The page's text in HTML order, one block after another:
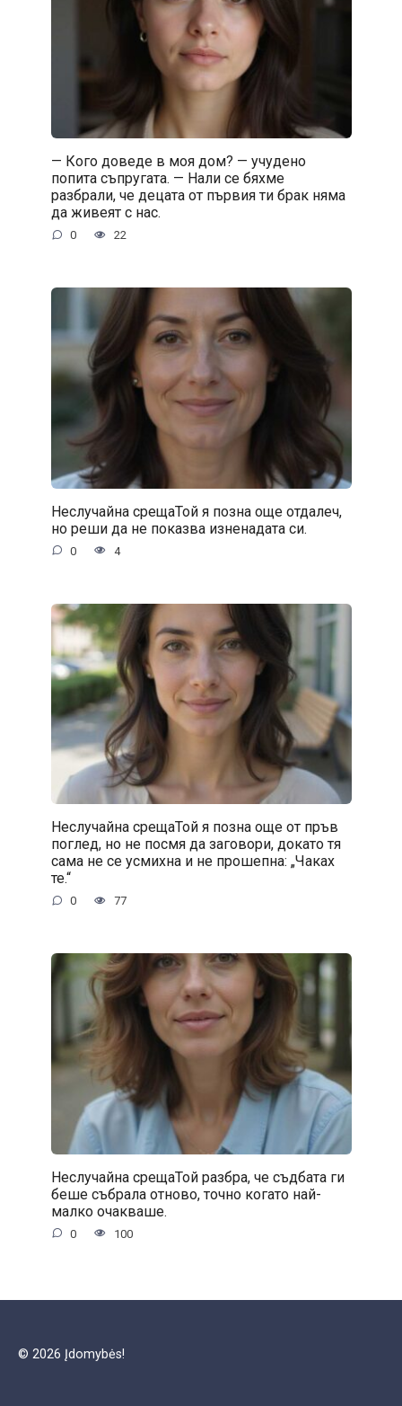
— Кого доведе в моя дом? — учудено
попита съпругата. — Нали се бяхме
разбрали, че децата от първия ти брак няма
да живеят с нас.
0 22
Неслучайна срещаТой я позна още отдалеч,
но реши да не показва изненадата си.
0 4
Неслучайна срещаТой я позна още от пръв
поглед, но не посмя да заговори, докато тя
сама не се усмихна и не прошепна: „Чаках
те.“
0 77
Неслучайна срещаТой разбра, че съдбата ги
беше събрала отново, точно когато най-
малко очакваше.
0 100
© 2026 Įdomybės!